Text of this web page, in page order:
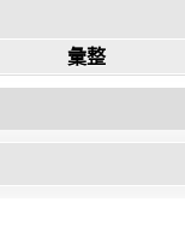
彙整